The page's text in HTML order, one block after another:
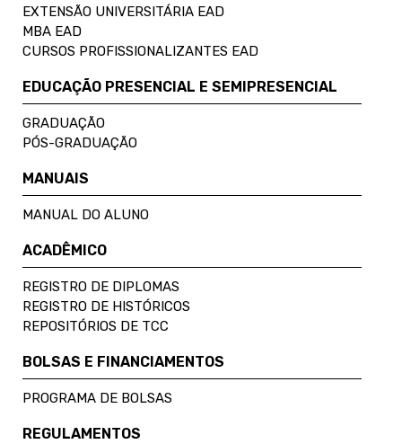
EXTENSÃO UNIVERSITÁRIA EAD
MBA EAD
CURSOS PROFISSIONALIZANTES EAD
EDUCAÇÃO PRESENCIAL E SEMIPRESENCIAL
GRADUAÇÃO
PÓS-GRADUAÇÃO
MANUAIS
MANUAL DO ALUNO
ACADÊMICO
REGISTRO DE DIPLOMAS
REGISTRO DE HISTÓRICOS
REPOSITÓRIOS DE TCC
BOLSAS E FINANCIAMENTOS
PROGRAMA DE BOLSAS
REGULAMENTOS